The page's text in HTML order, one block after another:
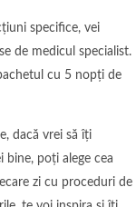
specifice, vei
de medicul specialist.
cu 5 nopți de
dacă vrei să îți
bine, poți alege cea
zi cu proceduri de